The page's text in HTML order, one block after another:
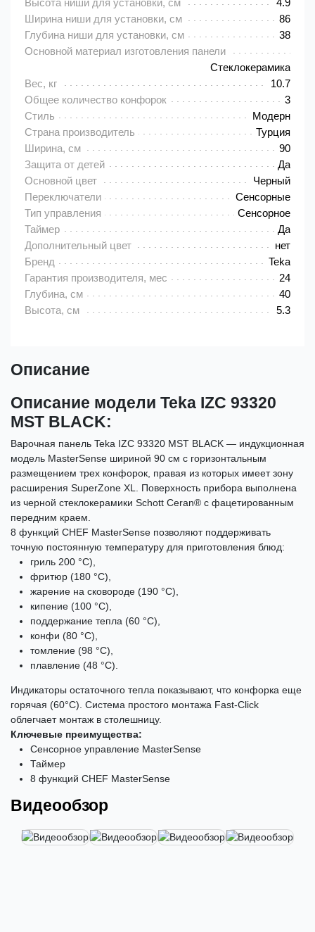
Высота ниши для установки, см
4.9
Ширина ниши для установки, см
86
Глубина ниши для установки, см
38
Основной материал изготовления панели
Cтеклокерамика
Вес, кг
10.7
Общее количество конфорок
3
Стиль
Модерн
Страна производитель
Турция
Ширина, см
90
Защита от детей
Да
Основной цвет
Черный
Переключатели
Сенсорные
Тип управления
Сенсорное
Таймер
Да
Дополнительный цвет
нет
Бренд
Teka
Гарантия производителя, мес
24
Глубина, см
40
Высота, см
5.3
Описание
Описание модели Teka IZC 93320
MST BLACK:
Варочная панель Teka IZC 93320 MST BLACK — индукционная
модель MasterSense шириной 90 см с горизонтальным
размещением трех конфорок, правая из которых имеет зону
расширения SuperZone XL. Поверхность прибора выполнена
из черной стеклокерамики Schott Ceran® с фацетированным
передним краем.
8 функций CHEF MasterSense позволяют поддерживать
точную постоянную температуру для приготовления блюд:
гриль 200 °С),
фритюр (180 °С),
жарение на сковороде (190 °С),
кипение (100 °С),
поддержание тепла (60 °С),
конфи (80 °С),
томление (98 °С),
плавление (48 °С).
Индикаторы остаточного тепла показывают, что конфорка еще
горячая (60°С). Система простого монтажа Fast-Click
облегчает монтаж в столешницу.
Ключевые преимущества:
Сенсорное управление MasterSense
Таймер
8 функций CHEF MasterSense
Видеообзор